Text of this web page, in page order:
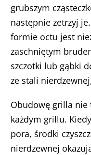
grubszym
następnie zetrzyj
formie octu jest
zaschniętym
szczotki lub gąbki
ze stali
Obudowę grilla nie
każdym grillu.
pora, środki
nierdzewnej